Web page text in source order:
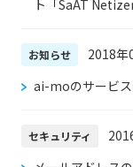
ト「SaAT
お知らせ
2018年
ai-moのサービス
セキュリティ